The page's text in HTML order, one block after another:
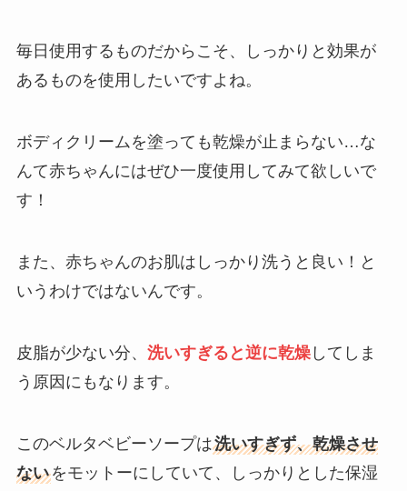
毎日使用するものだからこそ、しっかりと効果が
あるものを使用したいですよね。
ボディクリームを塗っても乾燥が止まらない…な
んて赤ちゃんにはぜひ一度使用してみて欲しいで
す！
また、赤ちゃんのお肌はしっかり洗うと良い！と
いうわけではないんです。
皮脂が少ない分、 洗いすぎると逆に乾燥してしま
う原因にもなります。
このベルタベビーソープは洗いすぎず、乾燥させ
ないをモットーにしていて、しっかりとした保湿